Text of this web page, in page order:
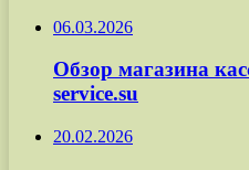
06.03.2026
Обзор магазина
service.su
20.02.2026